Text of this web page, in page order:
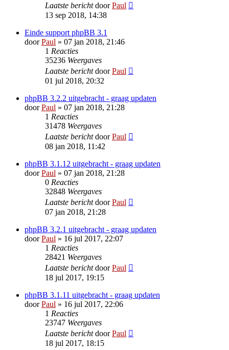
Laatste berichtdoorPaul
13 sep 2018, 14:38
Einde support phpBB 3.1
doorPaul » 07 jan 2018, 21:46
1 Reacties
35236 Weergaves
Laatste berichtdoorPaul
01 jul 2018, 20:32
phpBB 3.2.2 uitgebracht - graag updaten
doorPaul » 07 jan 2018, 21:28
1 Reacties
31478 Weergaves
Laatste berichtdoorPaul
08 jan 2018, 11:42
phpBB 3.1.12 uitgebracht - graag updaten
doorPaul » 07 jan 2018, 21:28
0 Reacties
32848 Weergaves
Laatste berichtdoorPaul
07 jan 2018, 21:28
phpBB 3.2.1 uitgebracht - graag updaten
doorPaul » 16 jul 2017, 22:07
1 Reacties
28421 Weergaves
Laatste berichtdoorPaul
18 jul 2017, 19:15
phpBB 3.1.11 uitgebracht - graag updaten
doorPaul » 16 jul 2017, 22:06
1 Reacties
23747 Weergaves
Laatste berichtdoorPaul
18 jul 2017, 18:15